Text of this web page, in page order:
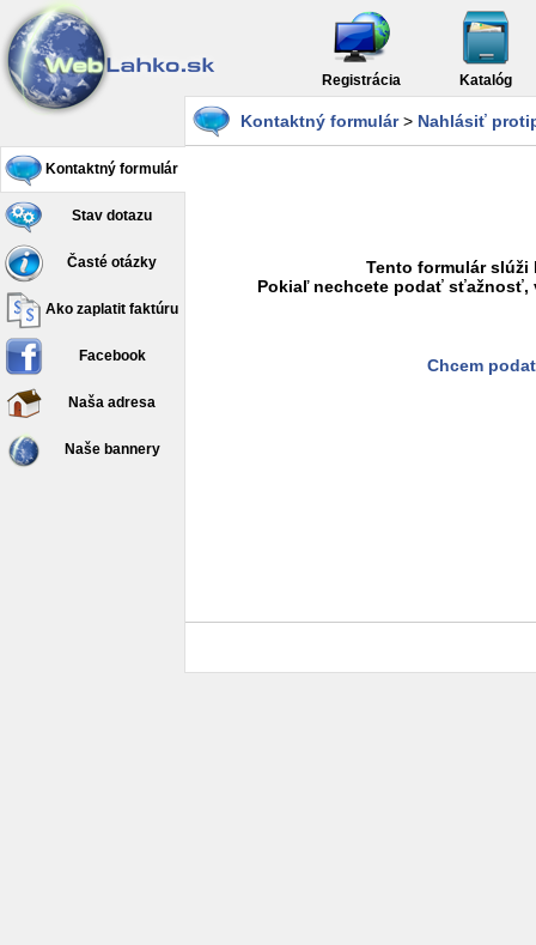
Registrácia Katalóg
Kontaktný formulár
Stav dotazu
Časté otázky
Ako zaplatit faktúru
Facebook
Naša adresa
Naše bannery
Kontaktný formulár> Nahlásiť
Tento formulár
Pokiaľ nechcete podať
Chcem